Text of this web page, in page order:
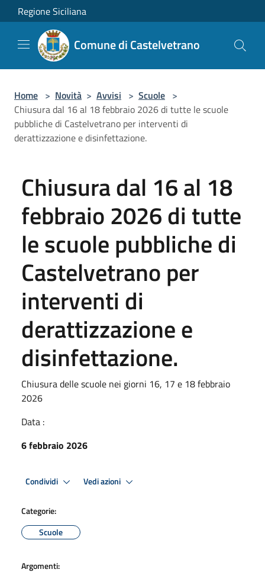
Salta al contenuto principale
Regione Siciliana
Comune di Castelvetrano
Home > Novità > Avvisi > Scuole >
Chiusura dal 16 al 18 febbraio 2026 di tutte le scuole
pubbliche di Castelvetrano per interventi di
derattizzazione e disinfettazione.
Chiusura dal 16 al 18
febbraio 2026 di tutte
le scuole pubbliche di
Castelvetrano per
interventi di
derattizzazione e
disinfettazione.
Chiusura delle scuole nei giorni 16, 17 e 18 febbraio
2026
Data :
6 febbraio 2026
Condividi Vedi azioni
Categorie:
Scuole
Argomenti: